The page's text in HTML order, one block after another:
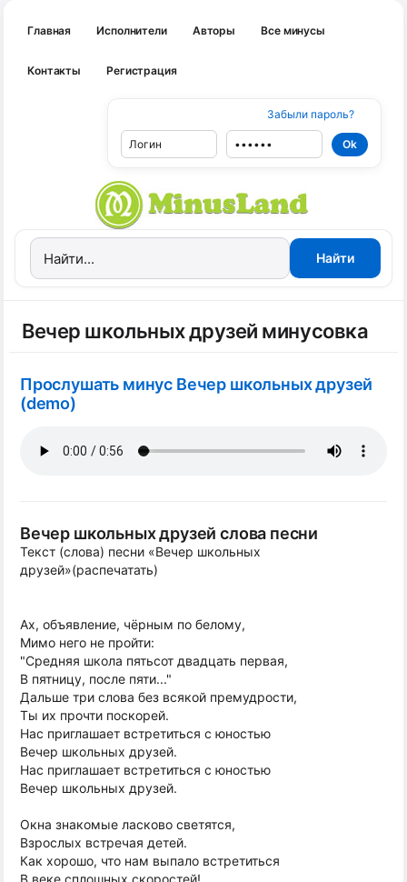
Главная Исполнители Авторы Все минусы
Контакты Регистрация
Забыли пароль?
Вечер школьных друзей минусовка
Прослушать минус Вечер школьных друзей
(demo)
Вечер школьных друзей слова песни
Текст (слова) песни «Вечер школьных
друзей»(распечатать)
Ах, объявление, чёрным по белому,
Мимо него не пройти:
"Средняя школа пятьсот двадцать первая,
В пятницу, после пяти..."
Дальше три слова без всякой премудрости,
Ты их прочти поскорей.
Нас приглашает встретиться с юностью
Вечер школьных друзей.
Нас приглашает встретиться с юностью
Вечер школьных друзей.
Окна знакомые ласково светятся,
Взрослых встречая детей.
Как хорошо, что нам выпало встретиться
В веке сплошных скоростей!